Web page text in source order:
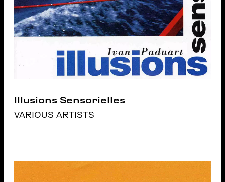
Illusions Sensorielles
VARIOUS ARTISTS